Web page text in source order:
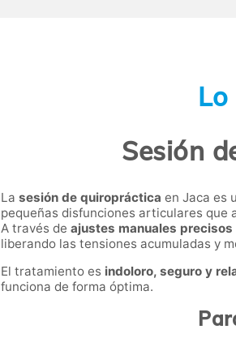
Sesión
La sesión de quiropráctica en Jaca es
pequeñas disfunciones articulares
A través de ajustes manuales
liberando las tensiones acumuladas y
El tratamiento es indoloro, seguro y
funciona de forma óptima.